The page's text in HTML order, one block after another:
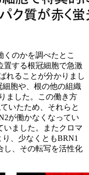
のかを調べたとこ
置する根冠細胞で急激
れることが分かりまし
胞や、根の他の組織
ました。この働き方
いたため、それらと
が働かなくなってい
いました。またクロマ
、少なくともBRN1
し、その転写を活性化